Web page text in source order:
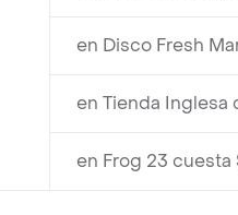
en Disco Fresh
en Tienda Inglesa
en Frog 23 cuesta